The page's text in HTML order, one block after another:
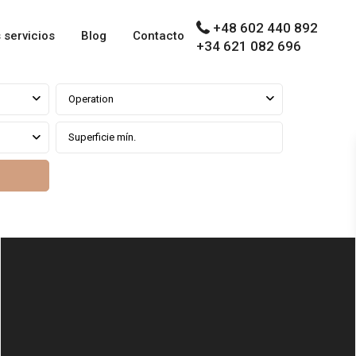
servicios Blog Contacto
+48 602 440 892
+34 621 082 696
Operation